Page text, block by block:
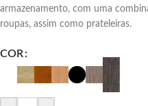
armazenamento, com uma
roupas, assim como prateleiras.
COR